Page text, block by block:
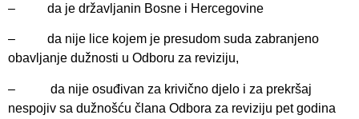
– da je državljanin Bosne i Hercegovine
– da nije lice kojem je presudom suda zabranjeno
obavljanje dužnosti u Odboru za reviziju,
– da nije osuđivan za krivično djelo i za prekršaj
nespojiv sa dužnošću člana Odbora za reviziju pet godina